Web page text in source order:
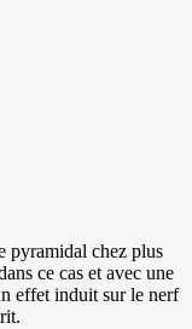
pyramidal chez plus
ce cas et avec une
effet induit sur le nerf